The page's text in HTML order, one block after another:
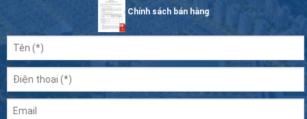
Chính sách bán hàng